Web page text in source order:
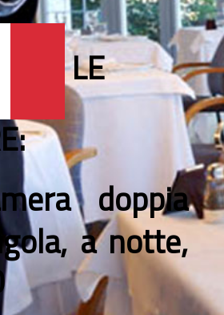
LE
doppia
a notte,